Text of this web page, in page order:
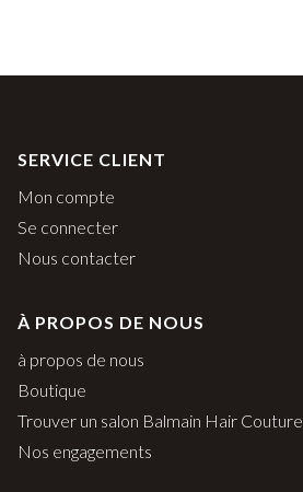
SERVICE CLIENT
Mon compte
Se connecter
Nous contacter
À PROPOS DE NOUS
à propos de nous
Boutique
Trouver un salon Balmain Hair Couture
Nos engagements